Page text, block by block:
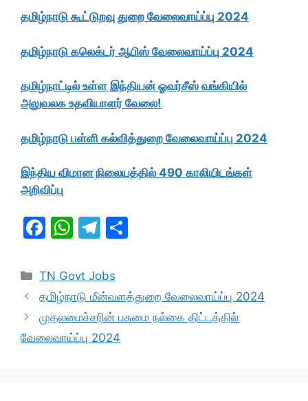
தமிழ்நாடு கூட்டுறவு துறை வேலைவாய்ப்பு 2024
தமிழ்நாடு கலெக்டர் ஆபிஸ் வேலைவாய்ப்பு 2024
தமிழ்நாட்டில் உள்ள இந்தியன் ஓவர்சீஸ் வங்கியில்
அலுவலக உதவியாளர் வேலை!
தமிழ்நாடு பள்ளி கல்வித்துறை வேலைவாய்ப்பு 2024
இந்திய விமான நிலையத்தில் 490 காலியிடங்கள்
அறிவிப்பு
F
c
e
b
o
W
at
s
A
p
T
e
gr
a
m
e
Categories
TN Govt Jobs
தமிழ்நாடு மீன்வளத்துறை வேலைவாய்ப்பு 2024
முதலமைச்சரின் பசுமை நல்கை திட்டத்தில்
வேலைவாய்ப்பு 2024